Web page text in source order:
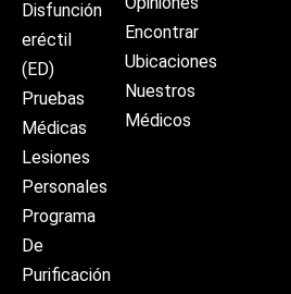
Disfunción
eréctil
(ED)
Pruebas
Médicas
Lesiones
Personales
Programa
De
Purificación
Encontrar
Ubicaciones
Nuestros
Médicos